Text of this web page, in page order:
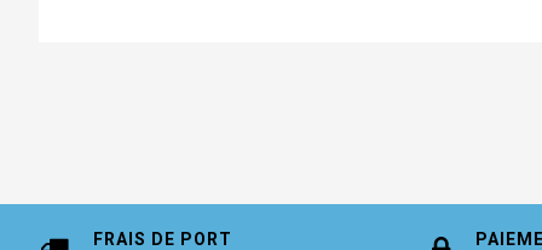
FRAIS DE PORT